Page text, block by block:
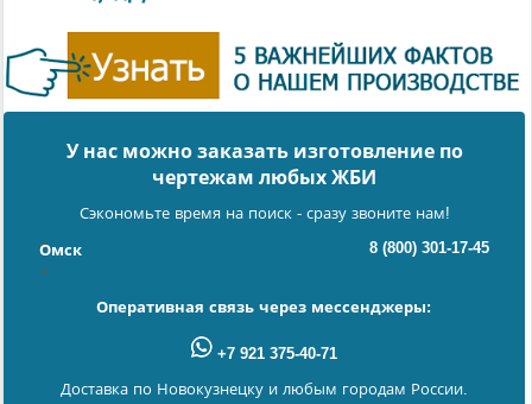
У нас можно заказать изготовление по
чертежам любых ЖБИ
Сэкономьте время на поиск - сразу звоните нам!
Омск 8 (800) 301-17-45
Оперативная связь через мессенджеры:
+7 921 375-40-71
Доставка по Новокузнецку и любым городам России.